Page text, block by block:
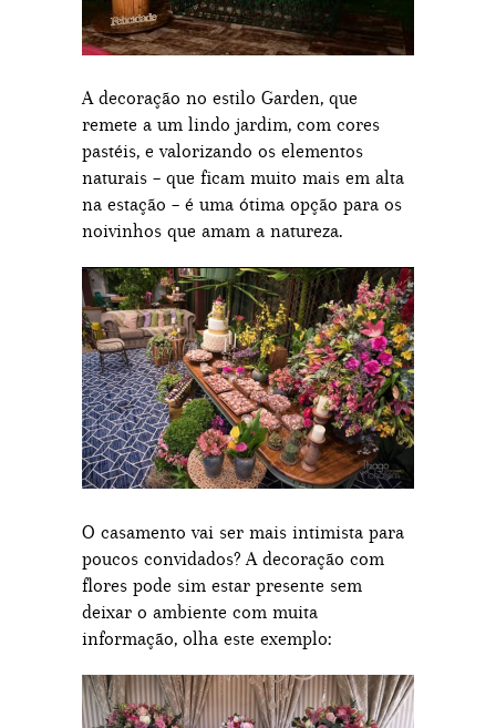
A decoração no estilo Garden, que
remete a um lindo jardim, com cores
pastéis, e valorizando os elementos
naturais – que ficam muito mais em alta
na estação – é uma ótima opção para os
noivinhos que amam a natureza.
O casamento vai ser mais intimista para
poucos convidados? A decoração com
flores pode sim estar presente sem
deixar o ambiente com muita
informação, olha este exemplo: